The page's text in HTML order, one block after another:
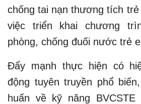
chống tai nạn thương tích
việc triển khai chương
phòng, chống đuối nước trẻ
Đẩy mạnh thực hiện có
động tuyên truyền phổ
huấn về kỹ năng